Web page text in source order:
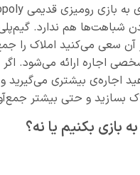
شباهت‌ها هم ندارد.
سعی می‌کنید املاک را
اجاره ارائه می‌شود. اگر
اجاره‌ی بیشتری می‌گیرید
بسازید و حتی بیشتر
بازی بکنیم یا نه؟